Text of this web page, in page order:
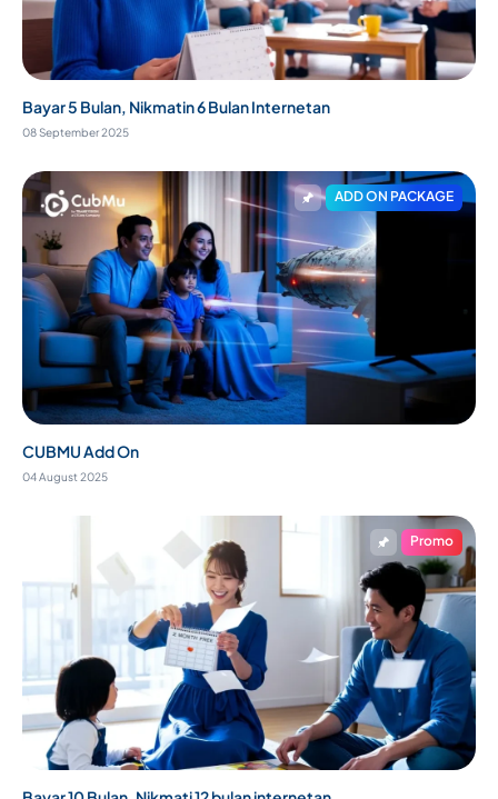
Bayar 5 Bulan, Nikmatin 6 Bulan Internetan
08 September 2025
ADD ON PACKAGE
CUBMU Add On
04 August 2025
Promo